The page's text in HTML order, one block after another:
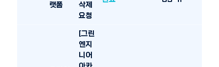
랫폼
삭제
요청
[그린
엔지
니어